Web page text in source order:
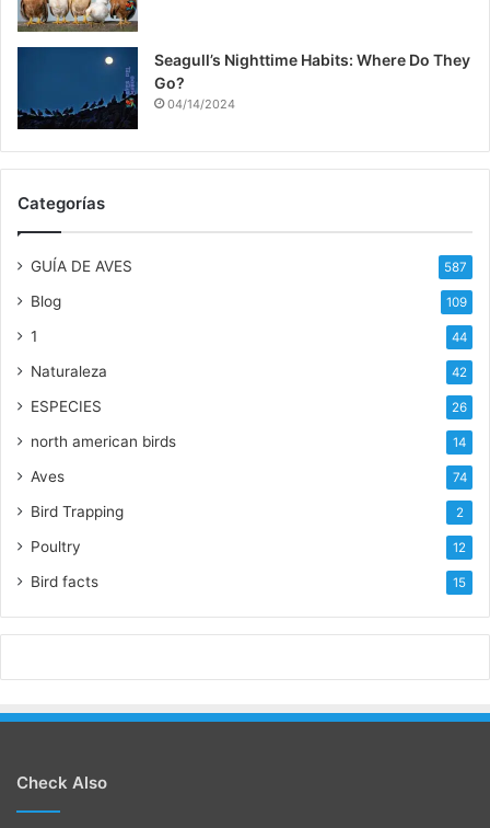
Seagull’s Nighttime Habits: Where Do They
Go?
04/14/2024
Categorías
GUÍA DE AVES 587
Blog 109
1 44
Naturaleza 42
ESPECIES 26
north american birds 14
Aves 74
Bird Trapping 2
Poultry 12
Bird facts 15
Check Also